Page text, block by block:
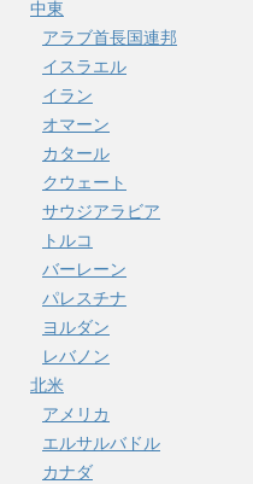
中東
アラブ首長国連邦
イスラエル
イラン
オマーン
カタール
クウェート
サウジアラビア
トルコ
バーレーン
パレスチナ
ヨルダン
レバノン
北米
アメリカ
エルサルバドル
カナダ